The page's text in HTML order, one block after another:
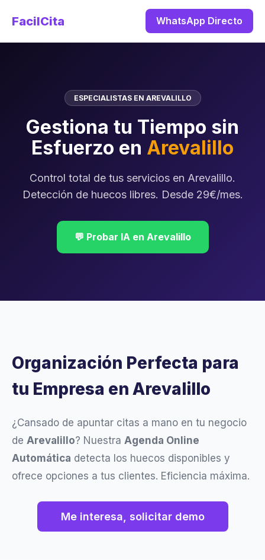
FacilCita WhatsApp Directo
ESPECIALISTAS EN AREVALILLO
Gestiona tu Tiempo sin
Esfuerzo en Arevalillo
Control total de tus servicios en Arevalillo.
Detección de huecos libres. Desde 29€/mes.
💬 Probar IA en Arevalillo
Organización Perfecta para
tu Empresa en Arevalillo
¿Cansado de apuntar citas a mano en tu negocio
de Arevalillo? Nuestra Agenda Online
Automática detecta los huecos disponibles y
ofrece opciones a tus clientes. Eficiencia máxima.
Me interesa, solicitar demo